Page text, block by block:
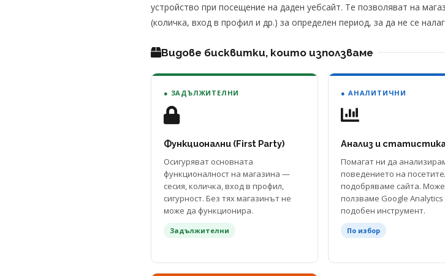
устройство при посещение на даден уебсайт. Те позволяват на
(количка, вход в профил и др.) за определен период, за да не се
Видове бисквитки, които използваме
● ЗАДЪЛЖИТЕЛНИ
Функционални (First Party)
Осигуряват основната
функционалност на магазина —
сесия, количка, вход в профил,
сигурност. Без тях магазинът не
може да функционира.
Задължителни
● АНАЛИТИЧНИ
Анализ и
Помагат ни да
поведението на
подобряваме сайта.
ползваме Google Analytics
подобен инструмент.
По избор